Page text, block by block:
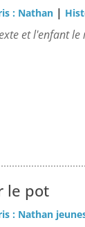
: Nathan |
et l'enfant
le pot
: Nathan